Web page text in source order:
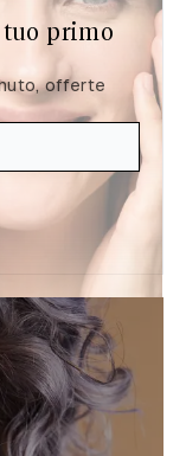
tuo primo
offerte